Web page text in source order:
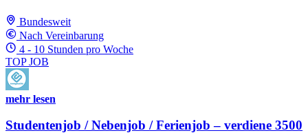
Bundesweit
Nach Vereinbarung
4 - 10 Stunden pro Woche
TOP JOB
mehr lesen
Studentenjob / Nebenjob / Ferienjob – verdiene 3500